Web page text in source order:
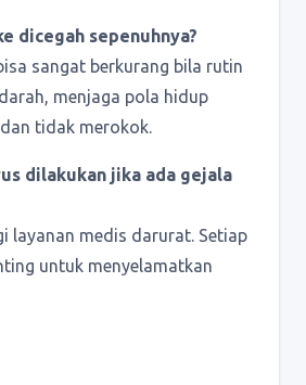
dicegah sepenuhnya?
sangat berkurang bila rutin
menjaga pola hidup
tidak merokok.
dilakukan jika ada gejala
layanan medis darurat. Setiap
untuk menyelamatkan